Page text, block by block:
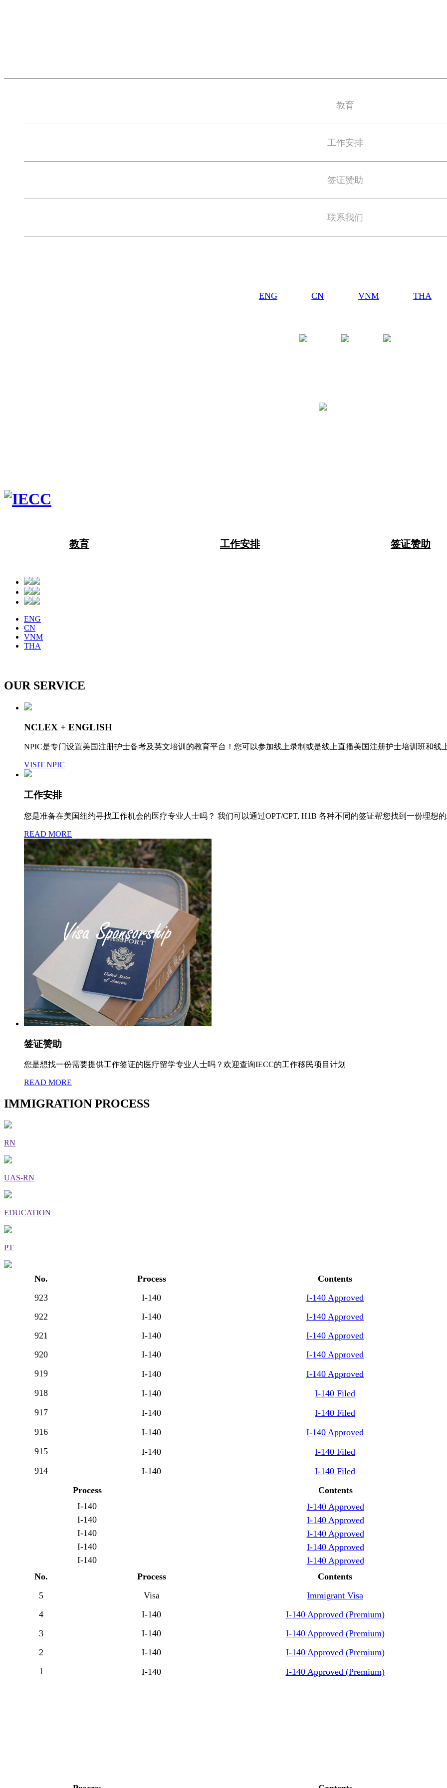
教育
工作安排
签证赞助
联系我们
ENG CN VNM THA
教育 工作安排 签证赞助
ENG
CN
VNM
THA
OUR SERVICE
NCLEX + ENGLISH
NPIC是专门设置美国注册护士备考及英文培训的教育平台！您可以参加线上录制或是线上直播美国注册护士培训班和线
VISIT NPIC
工作安排
您是准备在美国纽约寻找工作机会的医疗专业人士吗？ 我们可以通过OPT/CPT, H1B 各种不同的签证帮您找到一份理想
READ MORE
签证赞助
您是想找一份需要提供工作签证的医疗留学专业人士吗？欢迎查询IECC的工作移民项目计划
READ MORE
IMMIGRATION PROCESS
RN
UAS-RN
EDUCATION
PT
No. Process
Contents
923
I-140
I-140 Approved
922
I-140
I-140 Approved
921
I-140
I-140 Approved
920
I-140
I-140 Approved
919
I-140
I-140 Approved
918
I-140
I-140 Filed
917
I-140
I-140 Filed
916
I-140
I-140 Approved
915
I-140
I-140 Filed
914
I-140
I-140 Filed
Process
Contents
I-140
I-140 Approved
I-140
I-140 Approved
I-140
I-140 Approved
I-140
I-140 Approved
I-140
I-140 Approved
No.
Process
Contents
5
Visa
Immigrant Visa
4
I-140
I-140 Approved (Premium)
3
I-140
I-140 Approved (Premium)
2
I-140
I-140 Approved (Premium)
1
I-140 I-140 Approved (Premium)